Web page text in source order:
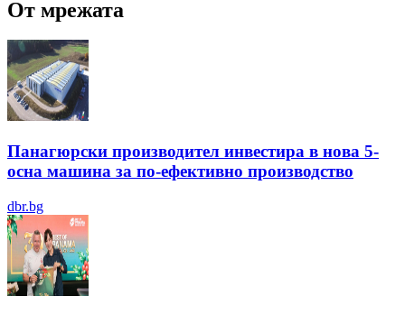
От мрежата
Панагюрски производител инвестира в нова 5-
осна машина за по-ефективно производство
dbr.bg